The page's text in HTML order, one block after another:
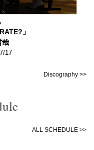
」
哉
17
Discography >>
ALL SCHEDULE >>